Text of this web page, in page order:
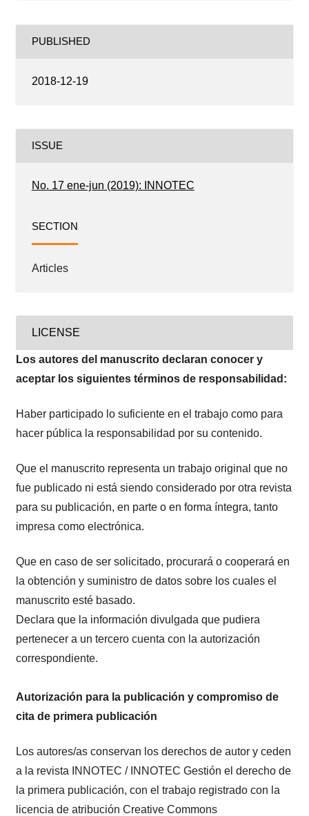
PUBLISHED
2018-12-19
ISSUE
No. 17 ene-jun (2019): INNOTEC
SECTION
Articles
LICENSE
Los autores del manuscrito declaran conocer y
aceptar los siguientes términos de responsabilidad:
Haber participado lo suficiente en el trabajo como para
hacer pública la responsabilidad por su contenido.
Que el manuscrito representa un trabajo original que no
fue publicado ni está siendo considerado por otra revista
para su publicación, en parte o en forma íntegra, tanto
impresa como electrónica.
Que en caso de ser solicitado, procurará o cooperará en
la obtención y suministro de datos sobre los cuales el
manuscrito esté basado.
Declara que la información divulgada que pudiera
pertenecer a un tercero cuenta con la autorización
correspondiente.
Autorización para la publicación y compromiso de
cita de primera publicación
Los autores/as conservan los derechos de autor y ceden
a la revista INNOTEC / INNOTEC Gestión el derecho de
la primera publicación, con el trabajo registrado con la
licencia de atribución Creative Commons